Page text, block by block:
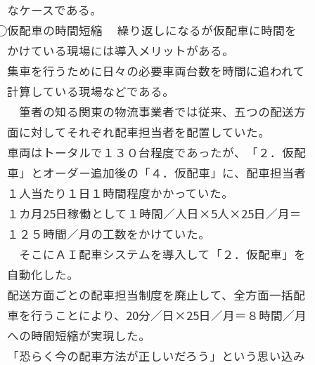
なケースである。
⃝仮配車の時間短縮 繰り返しになるが仮配車に時間を
かけている現場には導入メリットがある。
集車を行うために日々の必要車両台数を時間に追われて
計算している現場などである。
筆者の知る関東の物流事業者では従来、五つの配送方
面に対してそれぞれ配車担当者を配置していた。
車両はトータルで１３０台程度であったが、「２．仮配
車」とオーダー追加後の「４．仮配車」に、配車担当者
１人当たり１日１時間程度かかっていた。
１カ月25日稼働として１時間／人日×5人×25日／月＝
１２５時間／月の工数をかけていた。
そこにＡＩ配車システムを導入して「２．仮配車」を
自動化した。
配送方面ごとの配車担当制度を廃止して、全方面一括配
車を行うことにより、20分／日×25日／月＝８時間／月
への時間短縮が実現した。
「恐らく今の配車方法が正しいだろう」という思い込み